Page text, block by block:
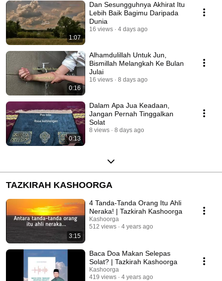
1:07
Dan Sesungguhnya Akhirat Itu
Lebih Baik Bagimu Daripada
Dunia
16 views 4 days ago
0:16
Alhamdulillah Untuk Jun,
Bismillah Melangkah Ke Bulan
Julai
16 views 8 days ago
0:13
Dalam Apa Jua Keadaan,
Jangan Pernah Tinggalkan
Solat
8 views 8 days ago
TAZKIRAH KASHOORGA
3:15
4 Tanda-Tanda Orang Itu Ahli
Neraka! | Tazkirah Kashoorga
Kashoorga
512 views
4 years ago
Baca Doa Makan Selepas
Solat? | Tazkirah Kashoorga
Kashoorga
419 views
4 years ago